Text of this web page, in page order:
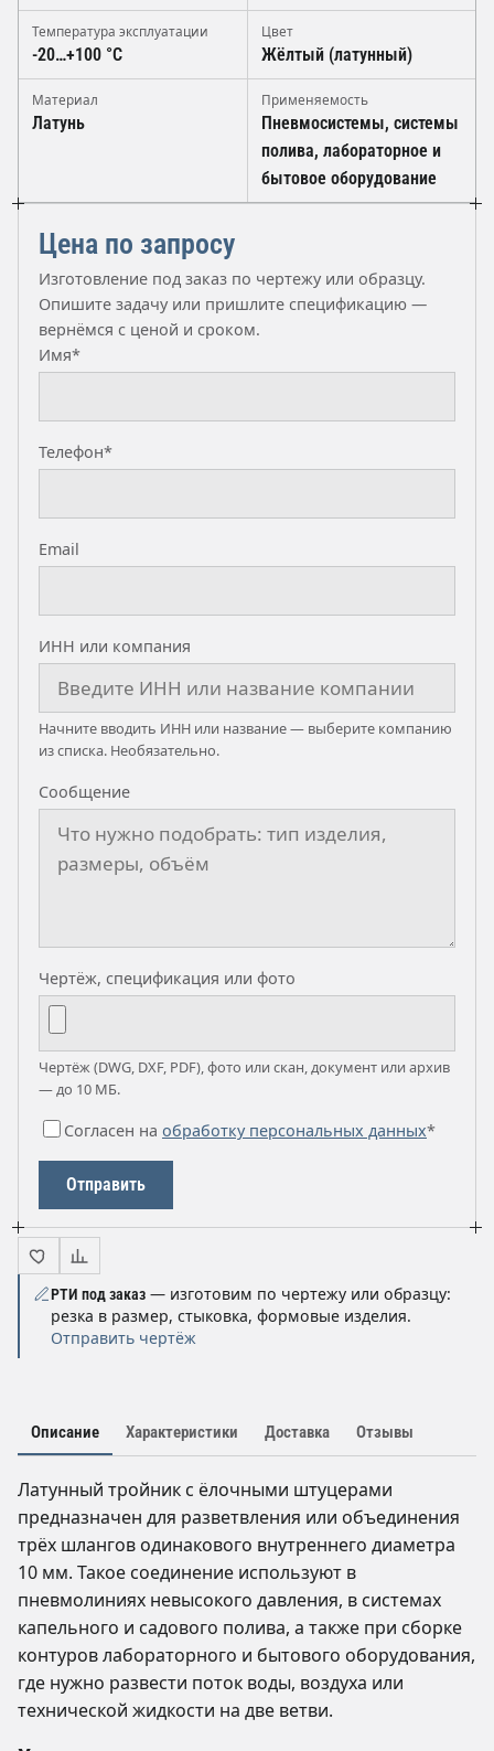
Температура эксплуатации
-20…+100 °C
Цвет
Жёлтый (латунный)
Материал
Латунь
Применяемость
Пневмосистемы, системы
полива, лабораторное и
бытовое оборудование
Цена по запросу
Изготовление под заказ по чертежу или образцу.
Опишите задачу или пришлите спецификацию —
вернёмся с ценой и сроком.
Имя*
Телефон*
Email
ИНН или компания
Начните вводить ИНН или название — выберите компанию
из списка. Необязательно.
Сообщение
Чертёж, спецификация или фото
Чертёж (DWG, DXF, PDF), фото или скан, документ или архив
— до 10 МБ.
Согласен на обработку персональных данных*
Отправить
РТИ под заказ — изготовим по чертежу или образцу:
резка в размер, стыковка, формовые изделия.
Отправить чертёж
Описание Характеристики Доставка Отзывы
Латунный тройник с ёлочными штуцерами
предназначен для разветвления или объединения
трёх шлангов одинакового внутреннего диаметра
10 мм. Такое соединение используют в
пневмолиниях невысокого давления, в системах
капельного и садового полива, а также при сборке
контуров лабораторного и бытового оборудования,
где нужно развести поток воды, воздуха или
технической жидкости на две ветви.